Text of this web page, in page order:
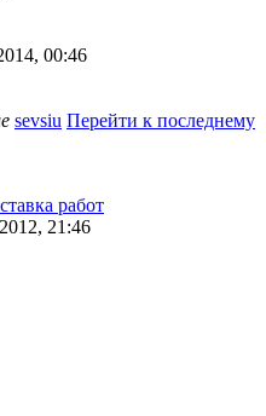
00:46
sevsiu Перейти к последнему
работ
21:46